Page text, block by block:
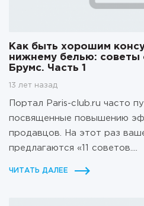
Как быть хорошим
нижнему белью: советы
Брумс. Часть 1
13 лет назад
Портал Paris-club.ru часто
посвященные повышению
продавцов. На этот раз
предлагаются «11 советов....
ЧИТАТЬ ДАЛЕЕ